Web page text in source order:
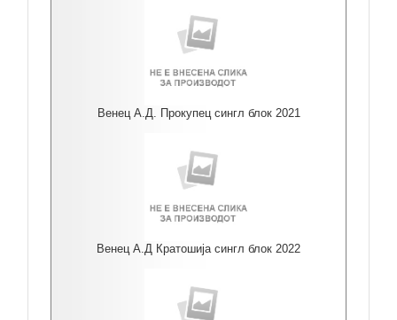
Венец А.Д. Прокупец сингл блок 2021
Венец А.Д Кратошија сингл блок 2022